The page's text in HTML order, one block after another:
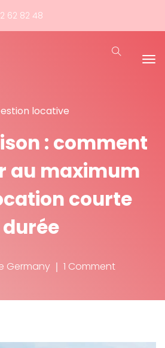
62 82 48
locative
: comment
au maximum
courte
durée
Germany 1 Comment